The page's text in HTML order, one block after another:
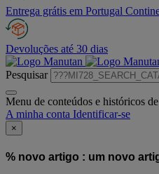
Entrega grátis em Portugal
Devoluções até 30 dias
Pesquisar
Menu de conteúdos e históricos
A minha conta Identificar-se
×
% novo artigo : um novo